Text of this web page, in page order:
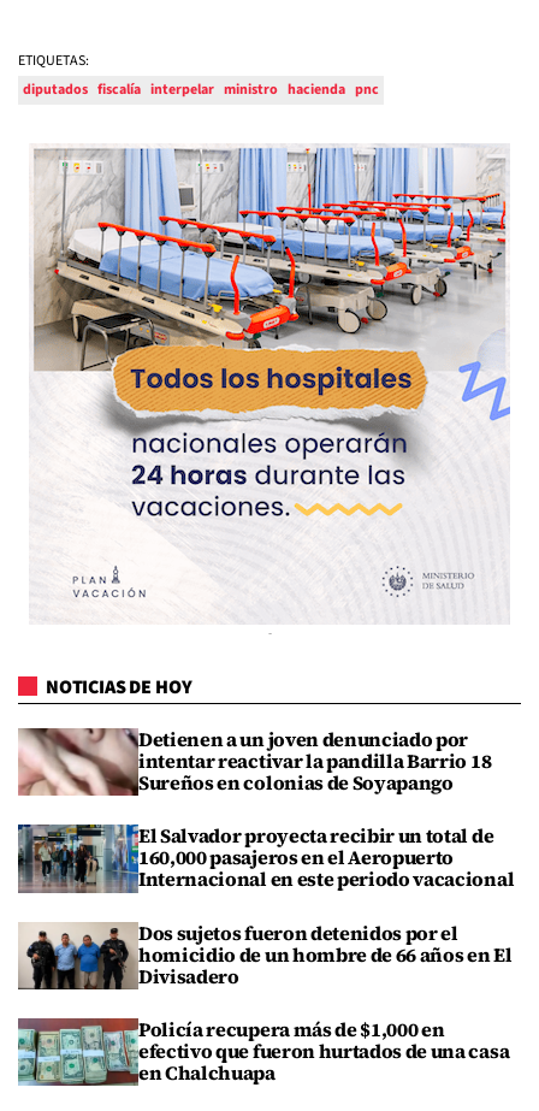
ETIQUETAS:
diputados fiscalía interpelar ministro hacienda pnc
NOTICIAS DE HOY
Detienen a un joven denunciado por
intentar reactivar la pandilla Barrio 18
Sureños en colonias de Soyapango
El Salvador proyecta recibir un total de
160,000 pasajeros en el Aeropuerto
Internacional en este periodo vacacional
Dos sujetos fueron detenidos por el
homicidio de un hombre de 66 años en El
Divisadero
Policía recupera más de $1,000 en
efectivo que fueron hurtados de una casa
en Chalchuapa